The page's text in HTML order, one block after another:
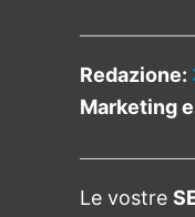
Redazione:
Marketing
Le vostre